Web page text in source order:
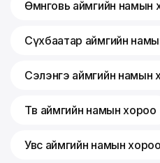
Өмнөговь аймгийн намын
Сүхбаатар аймгийн
Сэлэнгэ аймгийн намын
Төв аймгийн намын хороо
Увс аймгийн намын хороо